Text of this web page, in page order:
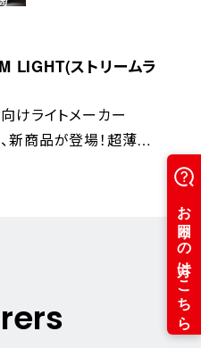
LIGHT(ストリームラ
けライトメーカー
新商品が登場！超薄型